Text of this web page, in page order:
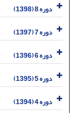
دوره 8 (1398)
دوره 7 (1397)
دوره 6 (1396)
دوره 5 (1395)
دوره 4 (1394)